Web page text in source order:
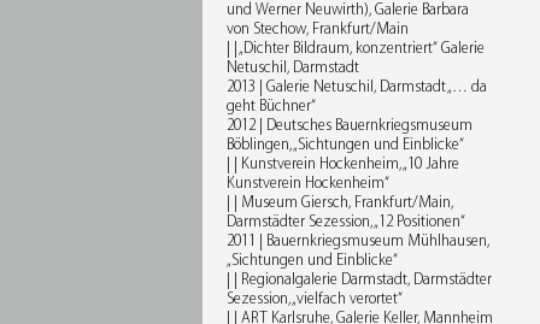
und Werner Neuwirth), Galerie Barbara
von Stechow, Frankfurt/Main
| | „Dichter Bildraum, konzentriert“ Galerie
Netuschil, Darmstadt
2013 | Galerie Netuschil, Darmstadt „… da
geht Büchner“
2012 | Deutsches Bauernkriegsmuseum
Böblingen, „Sichtungen und Einblicke“
| | Kunstverein Hockenheim, „10 Jahre
Kunstverein Hockenheim“
| | Museum Giersch, Frankfurt/Main,
Darmstädter Sezession, „12 Positionen“
2011 | Bauernkriegsmuseum Mühlhausen,
„Sichtungen und Einblicke“
| | Regionalgalerie Darmstadt, Darmstädter
Sezession, „vielfach verortet“
| | ART Karlsruhe, Galerie Keller, Mannheim